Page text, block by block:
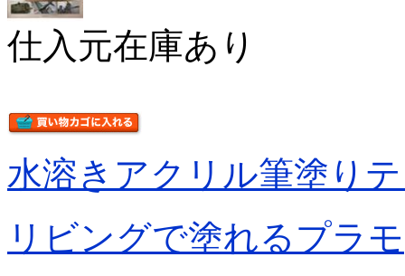
仕入元在庫あり
水溶きアクリル筆塗り
リビングで塗れるプラモ